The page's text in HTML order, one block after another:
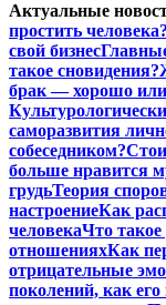
Актуальные
простить человека?
свой бизнес
такое сновидения?
брак — хорошо
саморазвития
собеседником?
больше нравится
грудьТеория
настроениеКак
человекаЧто
отношенияхКак
отрицательные
поколений, как его